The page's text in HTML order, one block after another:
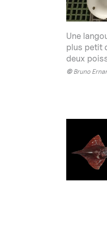
Une
plus petit
deux
©Bruno